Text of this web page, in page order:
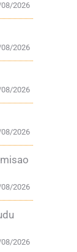
2026
2026
2026
2026
2026
2026